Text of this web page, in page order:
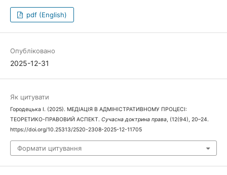
pdf (English)
Опубліковано
2025-12-31
Як цитувати
Городецька I. (2025). МЕДІАЦІЯ В АДМІНІСТРАТИВНОМУ ПРОЦЕСІ:
ТЕОРЕТИКО-ПРАВОВИЙ АСПЕКТ. Сучасна доктрина права, (12(94), 20–24.
https://doi.org/10.25313/2520-2308-2025-12-11705
Формати цитування